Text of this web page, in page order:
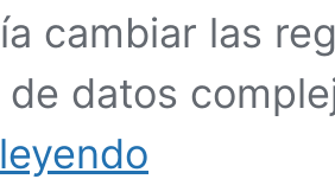
cambiar las
datos